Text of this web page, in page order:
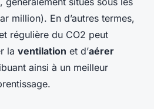
million). En d’autres termes,
régulière du CO2 peut
la ventilation et d’aérer
ainsi à un meilleur